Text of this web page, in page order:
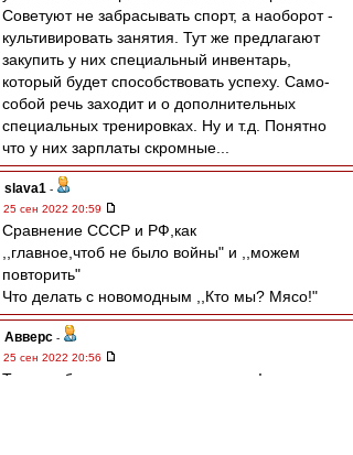
Советуют не забрасывать спорт, а наоборот -
культивировать занятия. Тут же предлагают
закупить у них специальный инвентарь,
который будет способствовать успеху. Само-
собой речь заходит и о дополнительных
специальных тренировках. Ну и т.д. Понятно
что у них зарплаты скромные...
slava1 -
25 сен 2022 20:59
Cравнение СССР и РФ,как
,,главное,чтоб не было войны" и ,,можем
повторить"
Что делать с новомодным ,,Кто мы? Мясо!"
Авверс -
25 сен 2022 20:56
Тучки небесные, вечные странники!